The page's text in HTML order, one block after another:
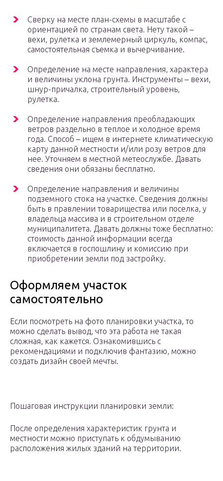
Сверку на месте план-схемы в масштабе с
ориентацией по странам света. Нету такой –
вехи, рулетка и землемерный циркуль, компас,
самостоятельная съемка и вычерчивание.
Определение на месте направления, характера
и величины уклона грунта. Инструменты – вехи,
шнур-причалка, строительный уровень,
рулетка.
Определение направления преобладающих
ветров раздельно в теплое и холодное время
года. Способ – ищем в интернете климатическую
карту данной местности и/или розу ветров для
нее. Уточняем в местной метеослужбе. Давать
сведения они обязаны бесплатно.
Определение направления и величины
подземного стока на участке. Сведения должны
быть в правлении товарищества или поселка, у
владельца массива и в строительном отделе
муниципалитета. Давать должны тоже бесплатно:
стоимость данной информации всегда
включается в госпошлину и комиссию при
приобретении земли под застройку.
Оформляем участок
самостоятельно
Если посмотреть на фото планировки участка, то
можно сделать вывод, что эта работа не такая
сложная, как кажется. Ознакомившись с
рекомендациями и подключив фантазию, можно
создать дизайн своей мечты.
Пошаговая инструкции планировки земли:
После определения характеристик грунта и
местности можно приступать к обдумыванию
расположения жилых зданий на территории.